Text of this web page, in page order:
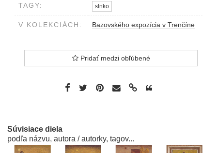
TAGY: slnko
V KOLEKCIÁCH: Bazovského expozícia v Trenčíne
Pridať medzi obľúbené
Súvisiace diela
podľa názvu, autora / autorky, tagov...